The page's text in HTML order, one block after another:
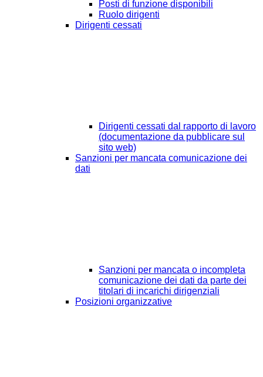
Posti di funzione disponibili
Ruolo dirigenti
Dirigenti cessati
Dirigenti cessati dal rapporto di lavoro
(documentazione da pubblicare sul
sito web)
Sanzioni per mancata comunicazione dei
dati
Sanzioni per mancata o incompleta
comunicazione dei dati da parte dei
titolari di incarichi dirigenziali
Posizioni organizzative